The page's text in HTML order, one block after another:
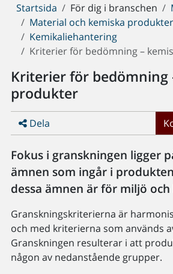
Du
är
här:
Startsida För dig i branschen
Material och kemiska produkter
Kemikaliehantering
Kriterier för bedömning –
Kriterier för bedömning
produkter
Dela
Fokus i granskningen ligger
ämnen som ingår i
dessa ämnen är för miljö och
Granskningskriterierna är
och med kriterierna som används
Granskningen resulterar i att
någon av nedanstående grupper.